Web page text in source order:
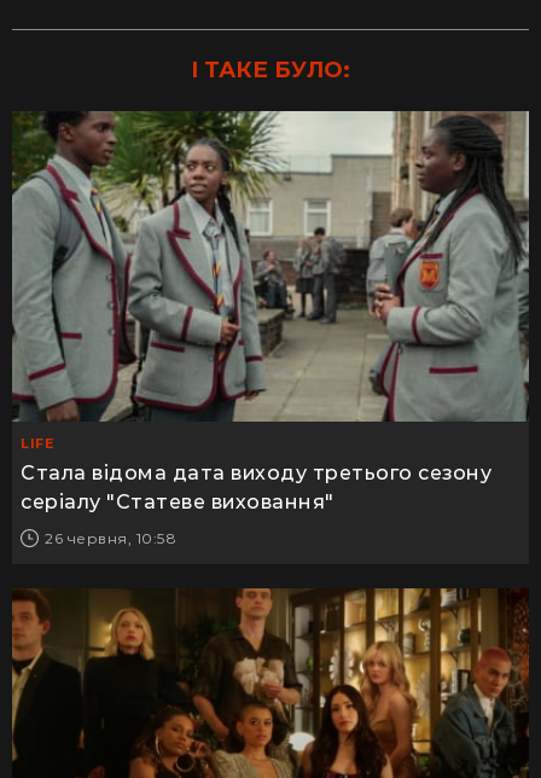
І ТАКЕ БУЛО:
LIFE
Стала відома дата виходу третього сезону
серіалу "Статеве виховання"
26 червня, 10:58